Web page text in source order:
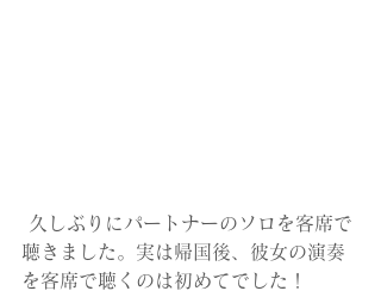
聴きました。実は帰国後、彼女の演奏
を客席で聴くのは初めてでした！